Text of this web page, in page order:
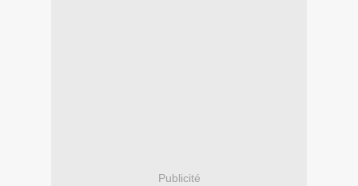
Publicité